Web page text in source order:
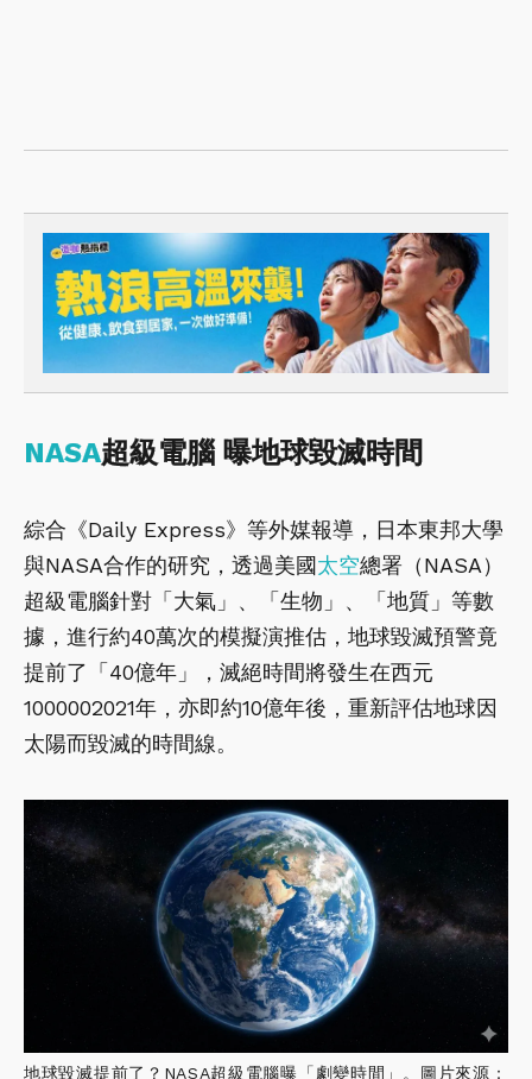
NASA超級電腦 曝地球毀滅時間
綜合《Daily Express》等外媒報導，日本東邦大學
與NASA合作的研究，透過美國太空總署（NASA）
超級電腦針對「大氣」、「生物」、「地質」等數
據，進行約40萬次的模擬演推估，地球毀滅預警竟
提前了「40億年」，滅絕時間將發生在西元
1000002021年，亦即約10億年後，重新評估地球因
太陽而毀滅的時間線。
地球毀滅提前了？NASA超級電腦曝「劇變時間」。圖片來源：